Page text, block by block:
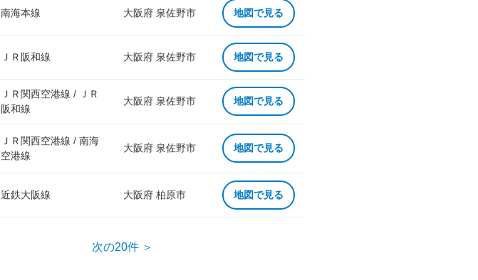
南海本線 大阪府 泉佐野市 地図で見る
ＪＲ阪和線 大阪府 泉佐野市 地図で見る
ＪＲ関西空港線 / ＪＲ
阪和線
大阪府 泉佐野市 地図で見る
ＪＲ関西空港線 / 南海
空港線
大阪府 泉佐野市 地図で見る
近鉄大阪線 大阪府 柏原市 地図で見る
次の20件 ＞